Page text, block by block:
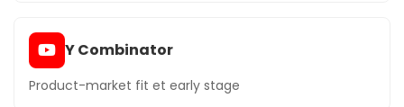
Y Combinator
Product-market fit et early stage